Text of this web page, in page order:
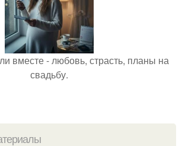
вместе - любовь, страсть, планы на
свадьбу.